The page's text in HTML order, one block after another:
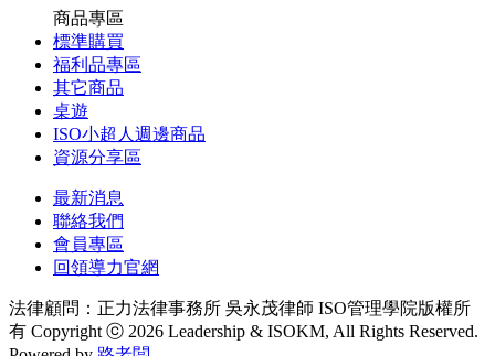
商品專區
標準購買
福利品專區
其它商品
桌遊
ISO小超人週邊商品
資源分享區
最新消息
聯絡我們
會員專區
回領導力官網
法律顧問：正力法律事務所 吳永茂律師 ISO管理學院版權所
有 Copyright ⓒ 2026 Leadership & ISOKM, All Rights Reserved.